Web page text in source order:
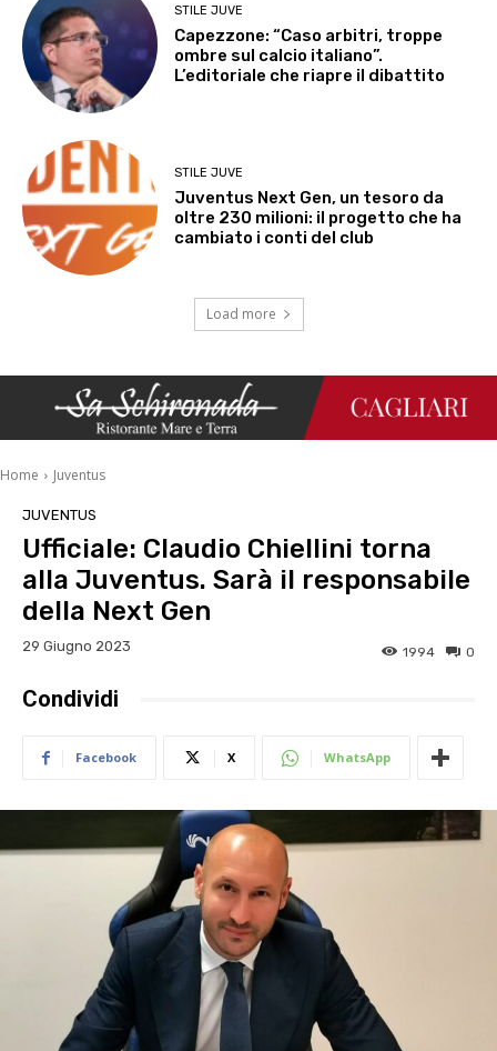
STILE JUVE
Capezzone: “Caso arbitri, troppe
ombre sul calcio italiano”.
L’editoriale che riapre il dibattito
STILE JUVE
Juventus Next Gen, un tesoro da
oltre 230 milioni: il progetto che ha
cambiato i conti del club
Load more